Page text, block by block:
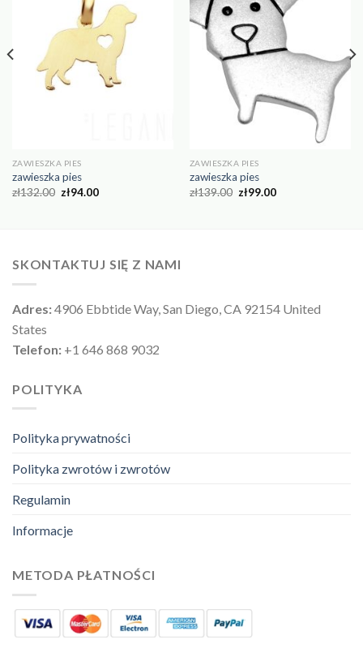
ZAWIESZKA PIES
zawieszka pies
zł132.00 zł94.00
ZAWIESZKA PIES
zawieszka pies
zł139.00 zł99.00
SKONTAKTUJ SIĘ Z NAMI
Adres:4906 Ebbtide Way, San Diego, CA 92154 United
States
Telefon: +1 646 868 9032
POLITYKA
Polityka prywatności
Polityka zwrotów i zwrotów
Regulamin
Informacje
METODA PŁATNOŚCI